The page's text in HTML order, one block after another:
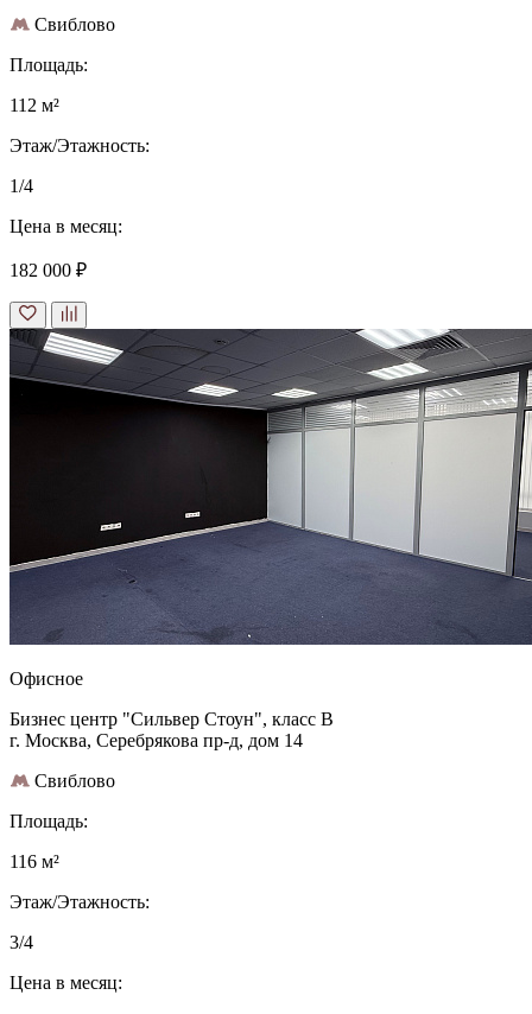
Свиблово
Площадь:
112 м²
Этаж/Этажность:
1/4
Цена в месяц:
182 000 ₽
Офисное
Бизнес центр "Сильвер Стоун", класс B
г. Москва, Серебрякова пр-д, дом 14
Свиблово
Площадь:
116 м²
Этаж/Этажность:
3/4
Цена в месяц: